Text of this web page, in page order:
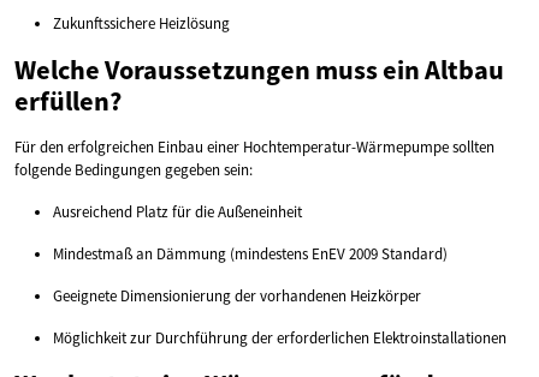
Zukunftssichere Heizlösung
Welche Voraussetzungen muss ein Altbau
erfüllen?
Für den erfolgreichen Einbau einer Hochtemperatur-Wärmepumpe sollten
folgende Bedingungen gegeben sein:
Ausreichend Platz für die Außeneinheit
Mindestmaß an Dämmung (mindestens EnEV 2009 Standard)
Geeignete Dimensionierung der vorhandenen Heizkörper
Möglichkeit zur Durchführung der erforderlichen Elektroinstallationen